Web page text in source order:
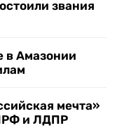
звания
в Амазонии
мечта»
и ЛДПР